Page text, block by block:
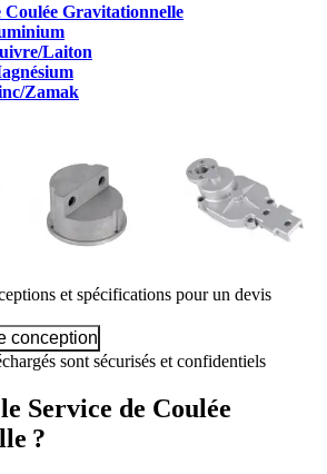
Gravitationnelle
Laiton
Zamak
et spécifications pour un devis
conception
sont sécurisés et confidentiels
Service de Coulée
?